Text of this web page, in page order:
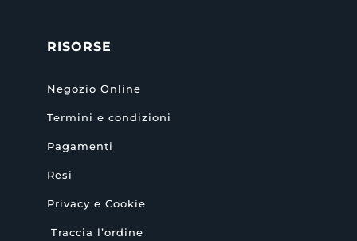
RISORSE
Negozio Online
Termini e condizioni
Pagamenti
Resi
Privacy e Cookie
Traccia l’ordine